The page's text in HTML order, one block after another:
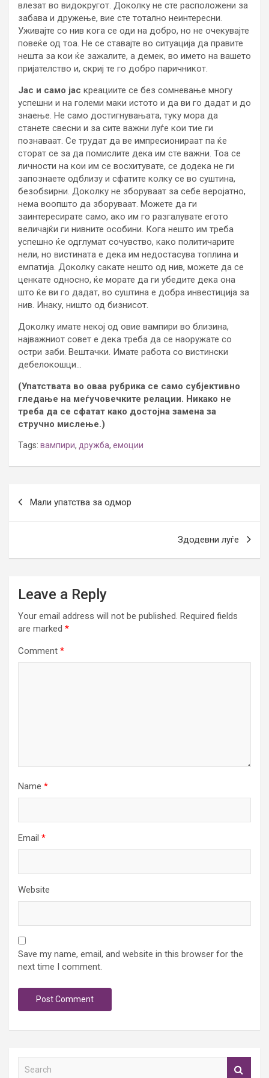
влезат во видокругот. Доколку не сте расположени за
забава и дружење, вие сте тотално неинтересни.
Уживајте со нив кога се оди на добро, но не очекувајте
повеќе од тоа. Не се ставајте во ситуација да правите
нешта за кои ќе зажалите, а демек, во името на вашето
пријателство и, скриј те го добро паричникот.
Јас и само јас креациите се без сомневање многу
успешни и на големи маки истото и да ви го дадат и до
знаење. Не само достигнувањата, туку мора да
станете свесни и за сите важни луѓе кои тие ги
познаваат. Се трудат да ве импресионираат па ќе
сторат се за да помислите дека им сте важни. Тоа се
личности на кои им се восхитувате, се додека не ги
запознаете одблизу и сфатите колку се во суштина,
безобѕирни. Доколку не зборуваат за себе веројатно,
нема воопшто да зборуваат. Можете да ги
заинтересирате само, ако им го разгалувате егото
величајќи ги нивните особини. Кога нешто им треба
успешно ќе одглумат сочувство, како политичарите
нели, но вистината е дека им недостасува топлина и
емпатија. Доколку сакате нешто од нив, можете да се
ценкате односно, ќе морате да ги убедите дека она
што ќе ви го дадат, во суштина е добра инвестиција за
нив. Инаку, ништо од бизнисот.
Доколку имате некој од овие вампири во близина,
најважниот совет е дека треба да се наоружате со
остри заби. Вештачки. Имате работа со вистински
дебелокошци…
(Упатствата во оваа рубрика се само субјективно
гледање на меѓучовечките релации. Никако не
треба да се сфатат како достојна замена за
стручно мислење.)
Tags: вампири, дружба, емоции
navigation
Мали упатства за одмор
Здодевни луѓе
Leave a Reply
Your email address will not be published. Required fields
are marked *
Comment *
Name *
Email *
Website
Save my name, email, and website in this browser for the
next time I comment.